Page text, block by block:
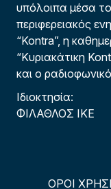
υπόλοιπα μέσα
περιφερειακός
“Kontra”, η
“Κυριακάτικη
και ο
Ιδιοκτησία:
ΦΙΛΑΘΛΟΣ ΙΚΕ
ΟΡΟΙ